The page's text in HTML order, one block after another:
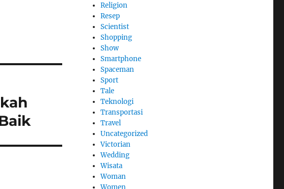
Religion
Resep
Scientist
Shopping
Show
Smartphone
Spaceman
Sport
Tale
Teknologi
Transportasi
Travel
Uncategorized
Victorian
Wedding
Wisata
Woman
Women